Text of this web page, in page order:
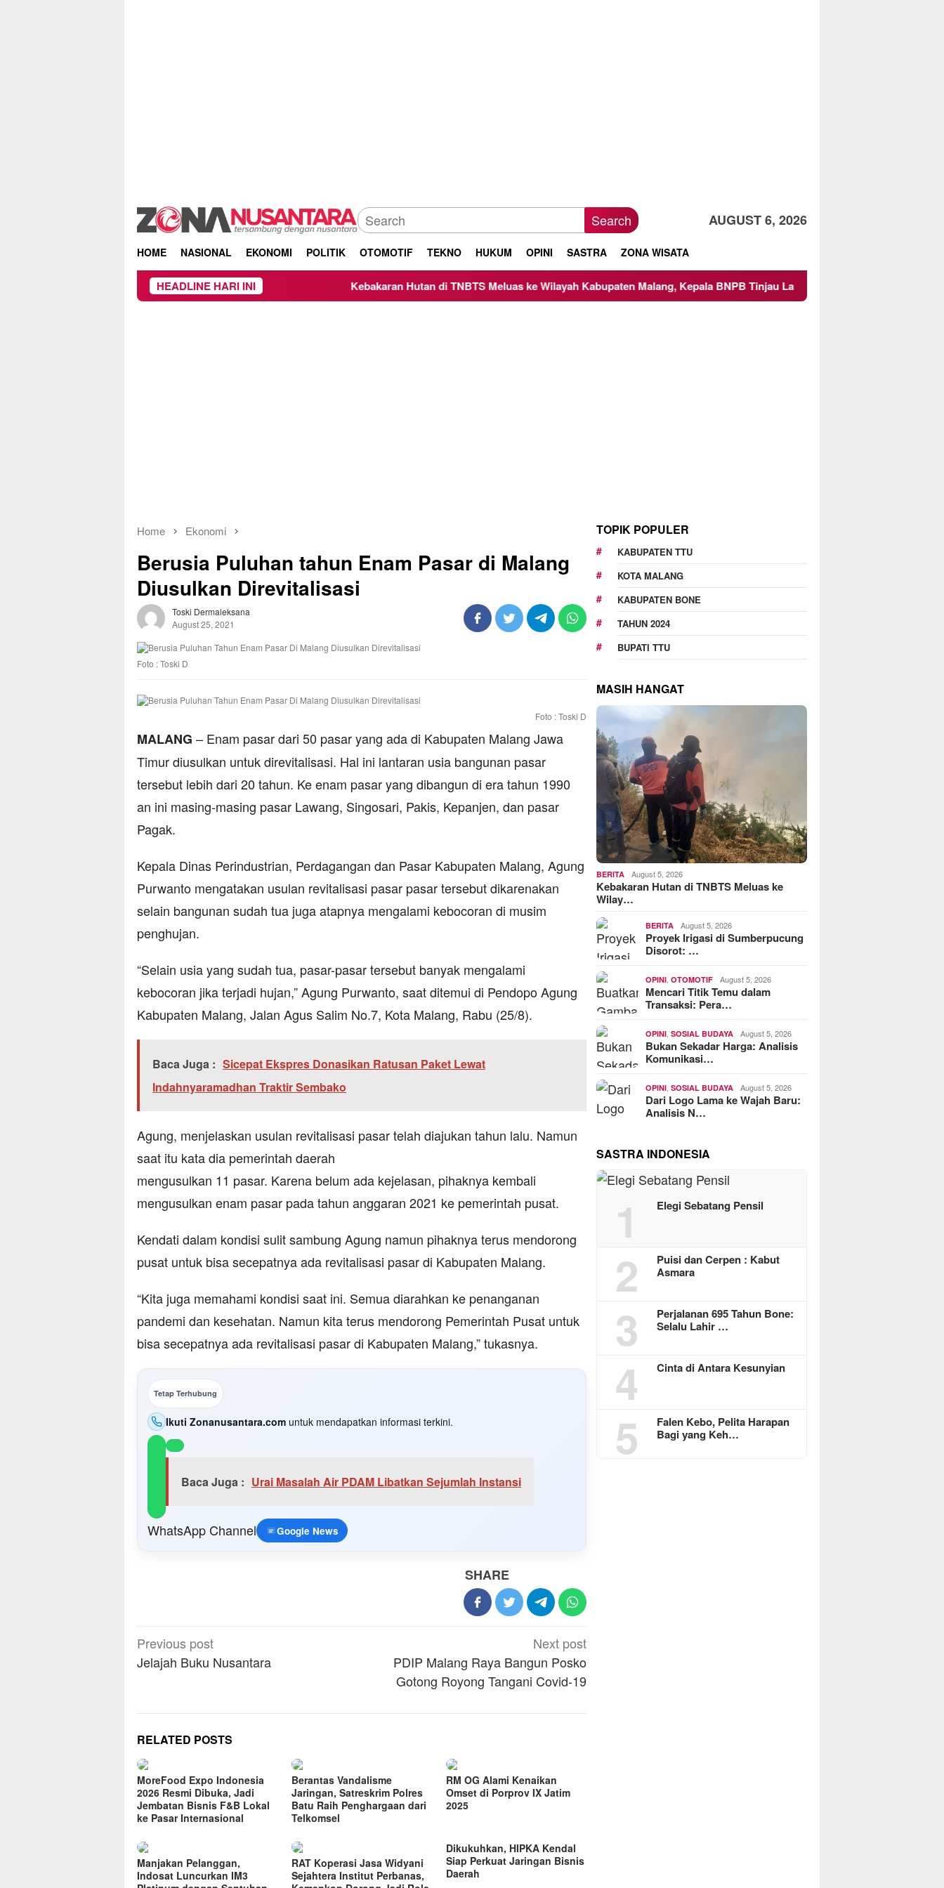
Search AUGUST 6, 2026
HOME NASIONAL EKONOMI POLITIK OTOMOTIF TEKNO HUKUM OPINI SASTRA ZONA WISATA
HEADLINE HARI INI Kebakaran Hutan di TNBTS Meluas ke Wilayah Kabupaten Malang, Kepala BNPB Tinjau Langsung Lokasi
Home Ekonomi
Berusia Puluhan tahun Enam Pasar di Malang
Diusulkan Direvitalisasi
Toski Dermaleksana
August 25, 2021
Foto : Toski D
Foto : Toski D
MALANG – Enam pasar dari 50 pasar yang ada di Kabupaten Malang Jawa
Timur diusulkan untuk direvitalisasi. Hal ini lantaran usia bangunan pasar
tersebut lebih dari 20 tahun. Ke enam pasar yang dibangun di era tahun 1990
an ini masing-masing pasar Lawang, Singosari, Pakis, Kepanjen, dan pasar
Pagak.
Kepala Dinas Perindustrian, Perdagangan dan Pasar Kabupaten Malang, Agung
Purwanto mengatakan usulan revitalisasi pasar pasar tersebut dikarenakan
selain bangunan sudah tua juga atapnya mengalami kebocoran di musim
penghujan.
“Selain usia yang sudah tua, pasar-pasar tersebut banyak mengalami
kebocoran jika terjadi hujan,” Agung Purwanto, saat ditemui di Pendopo Agung
Kabupaten Malang, Jalan Agus Salim No.7, Kota Malang, Rabu (25/8).
Baca Juga : Sicepat Ekspres Donasikan Ratusan Paket Lewat
Indahnyaramadhan Traktir Sembako
Agung, menjelaskan usulan revitalisasi pasar telah diajukan tahun lalu. Namun
saat itu kata dia pemerintah daerah
mengusulkan 11 pasar. Karena belum ada kejelasan, pihaknya kembali
mengusulkan enam pasar pada tahun anggaran 2021 ke pemerintah pusat.
Kendati dalam kondisi sulit sambung Agung namun pihaknya terus mendorong
pusat untuk bisa secepatnya ada revitalisasi pasar di Kabupaten Malang.
“Kita juga memahami kondisi saat ini. Semua diarahkan ke penanganan
pandemi dan kesehatan. Namun kita terus mendorong Pemerintah Pusat untuk
bisa secepatnya ada revitalisasi pasar di Kabupaten Malang,” tukasnya.
Tetap Terhubung
Ikuti Zonanusantara.com untuk mendapatkan informasi terkini.
Baca Juga : Urai Masalah Air PDAM Libatkan Sejumlah Instansi
WhatsApp Channel Google News
SHARE
Post
navigation
Previous post
Jelajah Buku Nusantara
Next post
PDIP Malang Raya Bangun Posko
Gotong Royong Tangani Covid-19
RELATED POSTS
MoreFood Expo Indonesia
2026 Resmi Dibuka, Jadi
Jembatan Bisnis F&B Lokal
ke Pasar Internasional
Berantas Vandalisme
Jaringan, Satreskrim Polres
Batu Raih Penghargaan dari
Telkomsel
RM OG Alami Kenaikan
Omset di Porprov IX Jatim
2025
Manjakan Pelanggan,
Indosat Luncurkan IM3
RAT Koperasi Jasa Widyani
Sejahtera Institut Perbanas,
Dikukuhkan, HIPKA Kendal
Siap Perkuat Jaringan Bisnis
Daerah
TOPIK POPULER
KABUPATEN TTU
KOTA MALANG
KABUPATEN BONE
TAHUN 2024
BUPATI TTU
MASIH HANGAT
BERITA August 5, 2026
Kebakaran Hutan di TNBTS Meluas ke
Wilay…
BERITA August 5, 2026
Proyek Irigasi di Sumberpucung
Disorot: …
OPINI ,OTOMOTIF August 5, 2026
Mencari Titik Temu dalam
Transaksi: Pera…
OPINI ,SOSIAL BUDAYA August 5, 2026
Bukan Sekadar Harga: Analisis
Komunikasi…
OPINI ,SOSIAL BUDAYA August 5, 2026
Dari Logo Lama ke Wajah Baru:
Analisis N…
SASTRA INDONESIA
1 Elegi Sebatang Pensil
2
Puisi dan Cerpen : Kabut
Asmara
3
Perjalanan 695 Tahun Bone:
Selalu Lahir …
4 Cinta di Antara Kesunyian
5
Falen Kebo, Pelita Harapan
Bagi yang Keh…